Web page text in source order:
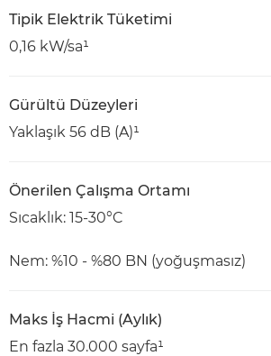
Tipik Elektrik Tüketimi
0,16 kW/sa¹
Gürültü Düzeyleri
Yaklaşık 56 dB (A)¹
Önerilen Çalışma Ortamı
Sıcaklık: 15-30°C
Nem: %10 - %80 BN (yoğuşmasız)
Maks İş Hacmi (Aylık)
En fazla 30.000 sayfa¹